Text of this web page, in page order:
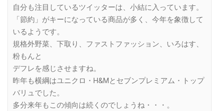
自分も注目しているツイッターは、小結に入っています。
「節約」がキーになっている商品が多く、今年を象徴して
いるようです。
規格外野菜、下取り、ファストファッション、いろはす、
粉もんと
デフレを感じさせますね。
昨年も横綱はユニクロ・H&Mとセブンプレミアム・トップ
バリュでした。
多分来年もこの傾向は続くのでしょうね・・・。